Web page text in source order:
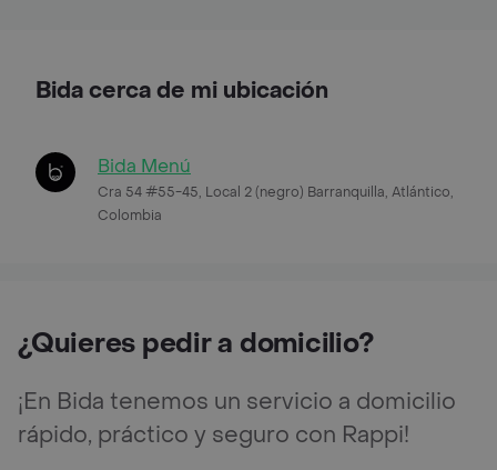
Bida cerca de mi ubicación
Bida Menú
Cra 54 #55-45, Local 2 (negro) Barranquilla, Atlántico,
Colombia
¿Quieres pedir a domicilio?
¡En Bida tenemos un servicio a domicilio
rápido, práctico y seguro con Rappi!